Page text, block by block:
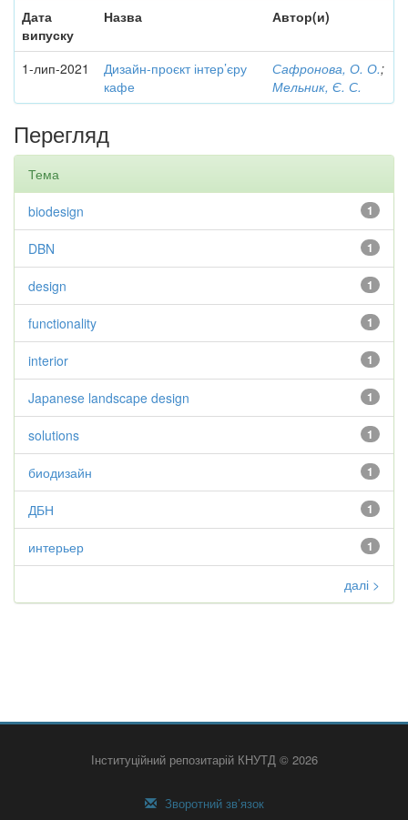
Дата
випуску
Назва Автор(и)
1-лип-2021
Дизайн-проєкт інтер’єру
кафе
Сафронова, О. О.;
Мельник, Є. С.
Перегляд
Тема
1
biodesign
1
DBN
1
design
1
functionality
1
interior
1
Japanese landscape design
1
solutions
1
биодизайн
1
ДБН
1
интерьер
далі >
Інституційний репозитарій КНУТД © 2026
Зворотний зв’язок